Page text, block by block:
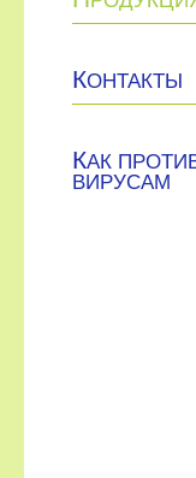
КОНТАКТЫ
КАК
ВИРУСАМ